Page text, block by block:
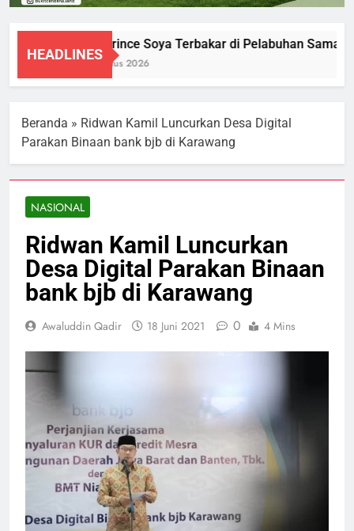
HEADLINES
KM Prince Soya Terbakar di Pelabuhan
1 Agustus 2026
Beranda » Ridwan Kamil Luncurkan Desa Digital
Parakan Binaan bank bjb di Karawang
NASIONAL
Ridwan Kamil Luncurkan
Desa Digital Parakan Binaan
bank bjb di Karawang
Awaluddin Qadir 18 Juni 2021 0 4 Mins